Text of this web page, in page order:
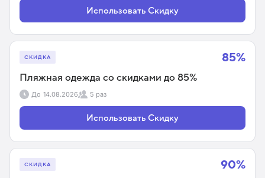
Использовать Скидку
85%
СКИДКА
Пляжная одежда со скидками до 85%
До 14.08.2026 5 раз
Использовать Скидку
90%
СКИДКА